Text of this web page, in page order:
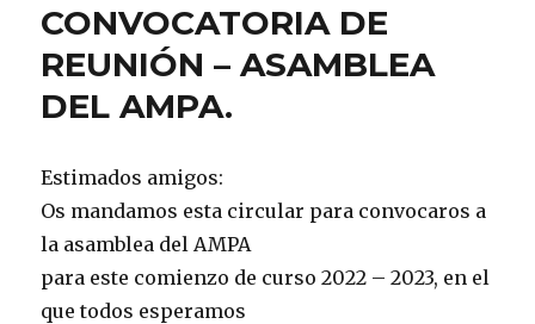
CONVOCATORIA DE
REUNIÓN – ASAMBLEA
DEL AMPA.
Estimados amigos:
Os mandamos esta circular para convocaros a
la asamblea del AMPA
para este comienzo de curso 2022 – 2023, en el
que todos esperamos